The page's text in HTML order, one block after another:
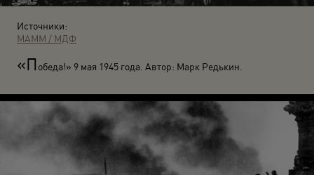
Источники:
МАММ / МДФ
«Победа!» 9 мая 1945 года. Автор: Марк Редькин.